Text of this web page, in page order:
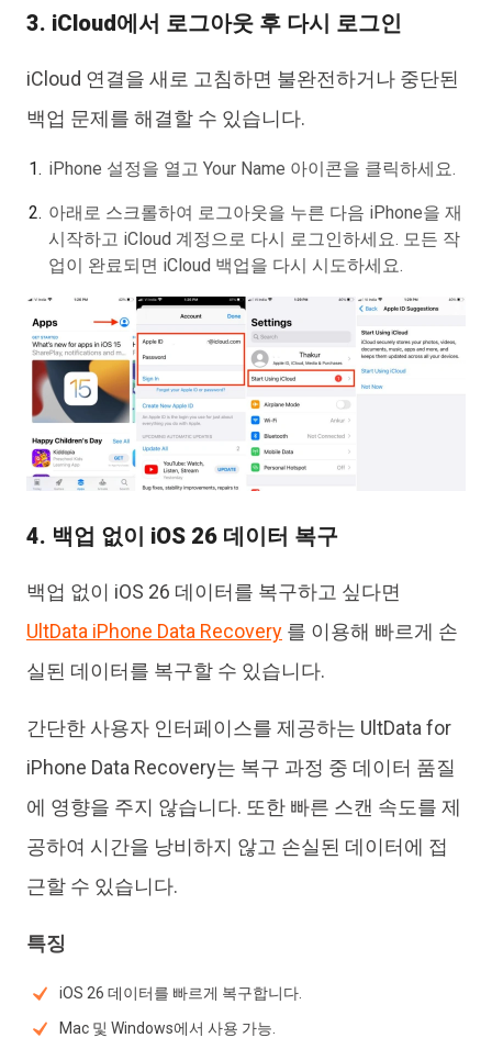
3. iCloud에서 로그아웃 후 다시 로그인
iCloud 연결을 새로 고침하면 불완전하거나 중단된
백업 문제를 해결할 수 있습니다.
iPhone 설정을 열고 Your Name 아이콘을 클릭하세요.
아래로 스크롤하여 로그아웃을 누른 다음 iPhone을 재
시작하고 iCloud 계정으로 다시 로그인하세요. 모든 작
업이 완료되면 iCloud 백업을 다시 시도하세요.
4. 백업 없이 iOS 26 데이터 복구
백업 없이 iOS 26 데이터를 복구하고 싶다면
UltData iPhone Data Recovery 를 이용해 빠르게 손
실된 데이터를 복구할 수 있습니다.
간단한 사용자 인터페이스를 제공하는 UltData for
iPhone Data Recovery는 복구 과정 중 데이터 품질
에 영향을 주지 않습니다. 또한 빠른 스캔 속도를 제
공하여 시간을 낭비하지 않고 손실된 데이터에 접
근할 수 있습니다.
특징
iOS 26 데이터를 빠르게 복구합니다.
Mac 및 Windows에서 사용 가능.